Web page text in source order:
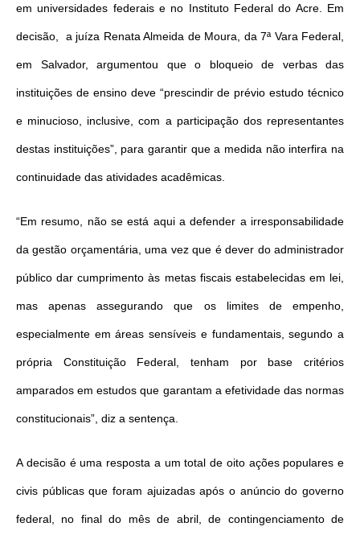
em universidades federais e no Instituto Federal do Acre. Em
decisão, a juíza Renata Almeida de Moura, da 7ª Vara Federal,
em Salvador, argumentou que o bloqueio de verbas das
instituições de ensino deve “prescindir de prévio estudo técnico
e minucioso, inclusive, com a participação dos representantes
destas instituições”, para garantir que a medida não interfira na
continuidade das atividades acadêmicas.
“Em resumo, não se está aqui a defender a irresponsabilidade
da gestão orçamentária, uma vez que é dever do administrador
público dar cumprimento às metas fiscais estabelecidas em lei,
mas apenas assegurando que os limites de empenho,
especialmente em áreas sensíveis e fundamentais, segundo a
própria Constituição Federal, tenham por base critérios
amparados em estudos que garantam a efetividade das normas
constitucionais”, diz a sentença.
A decisão é uma resposta a um total de oito ações populares e
civis públicas que foram ajuizadas após o anúncio do governo
federal, no final do mês de abril, de contingenciamento de